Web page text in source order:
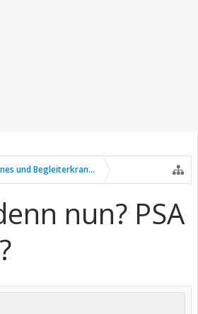
und Begleiterkrankungen
nun? PSA